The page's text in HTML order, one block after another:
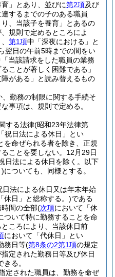
」とあり、並びに第2項及び
するまでの子のある職員
、当該子を養育」とあるの
規則で定めるところによ
第1項中「深夜における」と
翌日の午前5時までの間をい
当該請求をした職員の業務
ことが著しく困難である」
がある」と読み替えるもの
勤務の制限に関する手続そ
事項は、規則で定める。
する法律(昭和23年法律第
祝日法による休日」とい
を命ぜられる者を除き、正規
ことを要しない。 12月29日
日法による休日を除く。以下
)についても、同様とする。
法による休日又は年末年始
休日」と総称する。)である
間の全部(次項において「休
ついて特に勤務することを命
ころにより、当該休日前
において「代休日」とい
務日等(第8条の2第1項の規定
定された勤務日等及び休日
る。
定された職員は、勤務を命ぜ